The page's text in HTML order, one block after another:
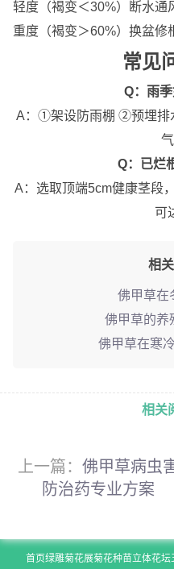
轻度（褐变＜30%）
断水通
重度（褐变＞60%） 换盆修
常见
Q：雨季
A：①架设防雨棚 ②预埋排
Q：已烂
A：选取顶端5cm健康茎段
可
相关
佛甲草在
佛甲草的养
佛甲草在寒
相关
上一篇： 佛甲草病虫
防治药专业方案
首页绿雕菊花展菊花种苗立体花坛